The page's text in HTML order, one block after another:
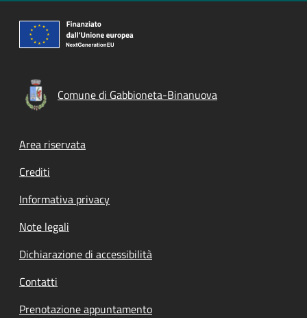
Comune di Gabbioneta-Binanuova
Footer menu
Area riservata
Crediti
Informativa privacy
Note legali
Dichiarazione di accessibilità
Contatti
Prenotazione appuntamento